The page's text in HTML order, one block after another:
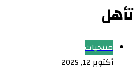
تأهل
منتخبات
أكتوبر 12, 2025